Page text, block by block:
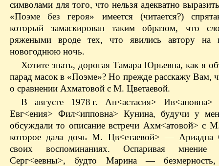
символами для того, что нельзя адекватно
«Поэме без героя» имеется (читается?)
который замаскирован таким образом, что
ряжеными вроде тех, что явились автору на
новогоднюю ночь.
Хотите знать, дорогая Тамара Юрьевна, как я
парад масок в «Поэме»? Но прежде расскажу Вам,
о сравнении Ахматовой с М. Цветаевой.
В августе 1978 г. Ан<астасия> Ив<ановна>
Евг<ения> Фил<ипповна> Кунина, будучи у
обсуждали то описание встречи Ахм<атовой> с
которое дала дочь М. Цв<етаевой> — Ариадна
своих воспоминаниях. Оспаривая мнение
Серг<еевны>, будто Марина —